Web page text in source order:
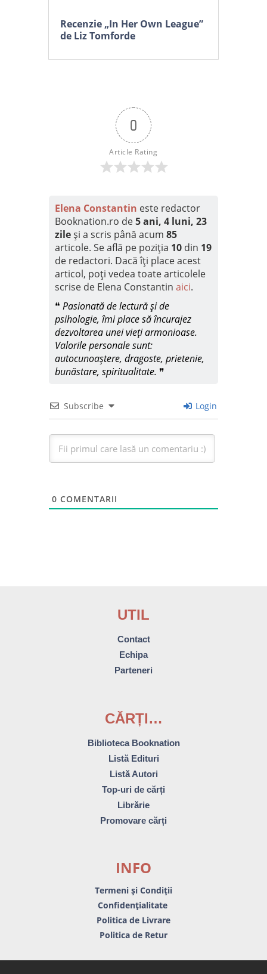
Recenzie „In Her Own League”
de Liz Tomforde
0
Article Rating
Elena Constantin este redactor
Booknation.ro de5 ani, 4 luni, 23
zileși a scris până acum 85
articole. Se află pe poziția 10din 19
de redactori. Dacă îți place acest
articol, poți vedea toate articolele
scrise de Elena Constantin aici.
❝ Pasionată de lectură și de
psihologie, îmi place să încurajez
dezvoltarea unei vieți armonioase.
Valorile personale sunt:
autocunoaștere, dragoste, prietenie,
bunăstare, spiritualitate. ❞
Subscribe Login
0 COMENTARII
UTIL
Contact
Echipa
Parteneri
CĂRȚI…
Biblioteca Booknation
Listă Edituri
Listă Autori
Top-uri de cărți
Librărie
Promovare cărți
INFO
Termeni și Condiții
Confidențialitate
Politica de Livrare
Politica de Retur